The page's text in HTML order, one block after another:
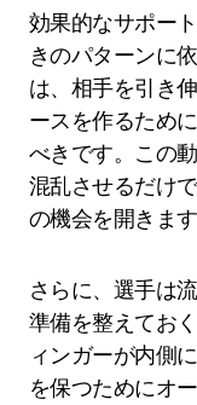
効果的なサポー
きのパターンに
は、相手を引き
ースを作るため
べきです。この
混乱させるだけ
の機会を開きます
さらに、選手は
準備を整えてお
ィンガーが内側
を保つためにオ